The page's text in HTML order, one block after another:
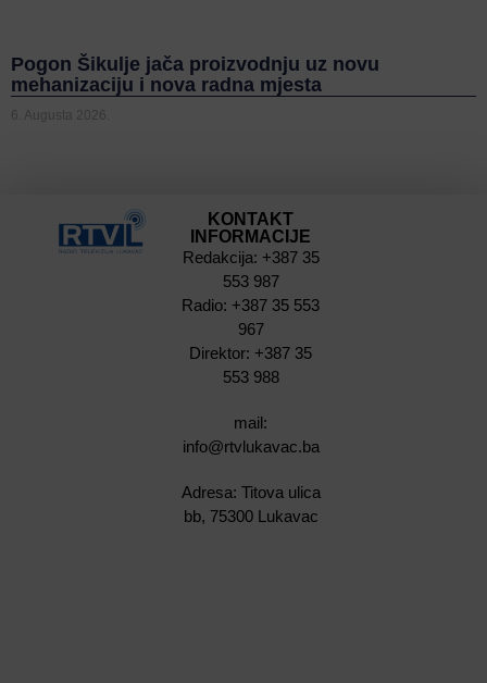
Pogon Šikulje jača proizvodnju uz novu
mehanizaciju i nova radna mjesta
6. Augusta 2026.
KONTAKT
INFORMACIJE
Redakcija: +387 35
553 987
Radio: +387 35 553
967
Direktor: +387 35
553 988
mail:
info@rtvlukavac.ba
Adresa: Titova ulica
bb, 75300 Lukavac